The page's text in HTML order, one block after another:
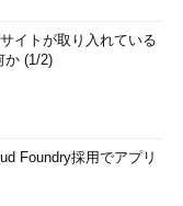
イトが取り入れている
か (1/2)
Foundry採用でアプリ